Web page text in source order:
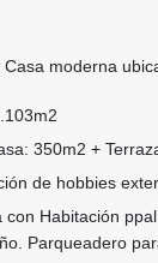
Casa moderna
350m2 +
de hobbies
con Habitación
Parqueadero